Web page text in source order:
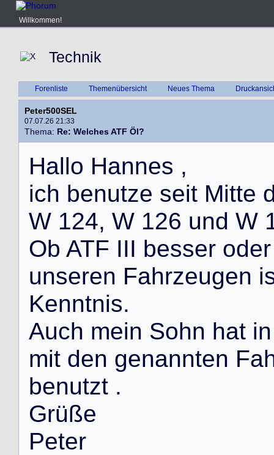
Willkommen!
Technik
Forenliste Themenübersicht Neues Thema
Peter500SEL
07.07.26 21:33
Thema: Re: Welches ATF Öl?
Hallo Hannes ,
ich benutze seit Mitte
W 124, W 126 und W
Ob ATF III besser oder
unseren Fahrzeugen i
Kenntnis.
Auch mein Sohn hat in
mit den genannten Fa
benutzt .
Grüße
Peter